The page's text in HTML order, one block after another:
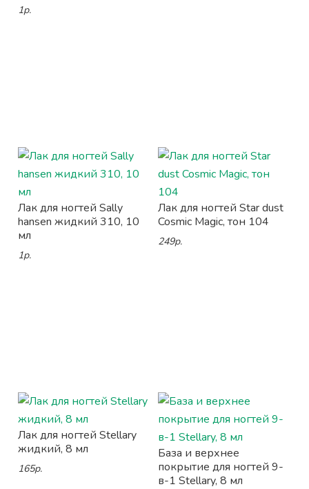
1р.
Лак для ногтей Sally
hansen жидкий 310, 10
мл
1р.
Лак для ногтей Star dust
Cosmic Magic, тон 104
249р.
Лак для ногтей Stellary
жидкий, 8 мл
165р.
База и верхнее
покрытие для ногтей 9-
в-1 Stellary, 8 мл